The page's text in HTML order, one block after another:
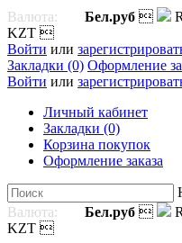
Валюта: Бел.руб 
KZT 
Войти или
Закладки (0) Оформление
Войти или
Личный кабинет
Закладки (0)
Корзина покупок
Оформление заказа
Валюта:
Бел.руб 
KZT 